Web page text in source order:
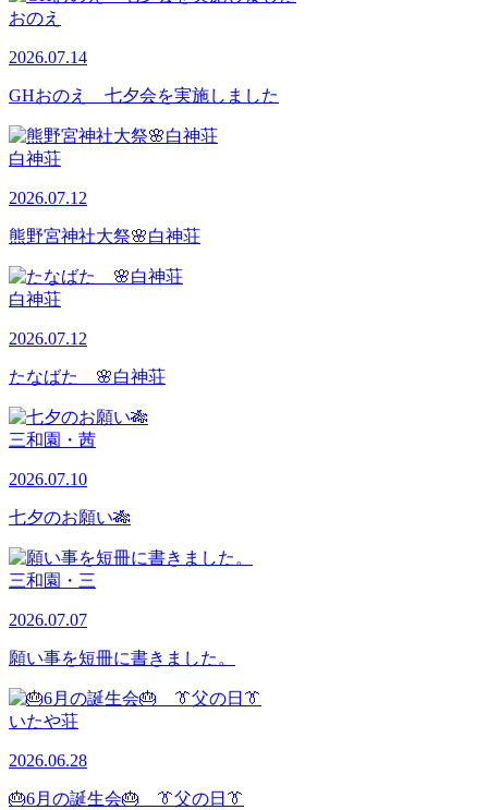
おのえ
2026.07.14
GHおのえ 七夕会を実施しました
白神荘
2026.07.12
熊野宮神社大祭🌸白神荘
白神荘
2026.07.12
たなばた 🌸白神荘
三和園・茜
2026.07.10
七夕のお願い🎋
三和園・三
2026.07.07
願い事を短冊に書きました。
いたや荘
2026.06.28
🎂6月の誕生会🎂 👔父の日👔